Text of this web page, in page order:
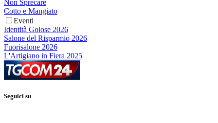
Non Sprecare
Cotto e Mangiato
Eventi
Identità Golose 2026
Salone del Risparmio 2026
Fuorisalone 2026
L'Artigiano in Fiera 2025
Seguici su